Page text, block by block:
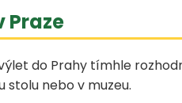
Praze
do Prahy tímhle
stolu nebo v muzeu.